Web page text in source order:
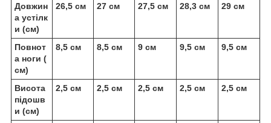
Довжин
а устілк
и (см)
26,5 см 27 см 27,5 см 28,3 см 29 см
Повнот
а ноги (
см)
8,5 см 8,5 см 9 см 9,5 см 9,5 см
Висота
підошв
и (см)
2,5 см 2,5 см 2,5 см 2,5 см 2,5 см